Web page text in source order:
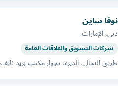
نوفا ساين
دبي, الإمارات
شركات التسويق والعلاقات العامة
طريق النخال، الديرة، بجوار مكتب بريد نايف